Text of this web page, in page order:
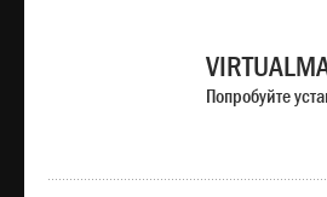
Попробуйте